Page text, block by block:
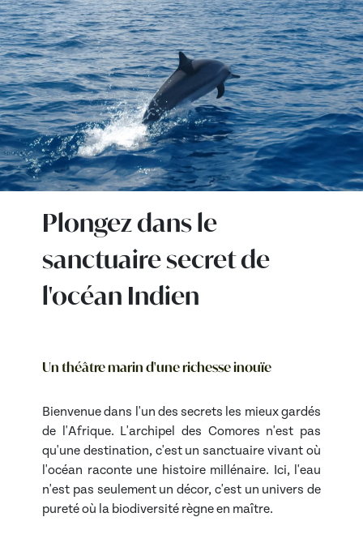
Plongez dans le
sanctuaire secret de
l'océan Indien
Un théâtre marin d'une richesse inouïe
Bienvenue dans l'un des secrets les mieux gardés
de l'Afrique. L'archipel des Comores n'est pas
qu'une destination, c'est un sanctuaire vivant où
l'océan raconte une histoire millénaire. Ici, l'eau
n'est pas seulement un décor, c'est un univers de
pureté où la biodiversité règne en maître.